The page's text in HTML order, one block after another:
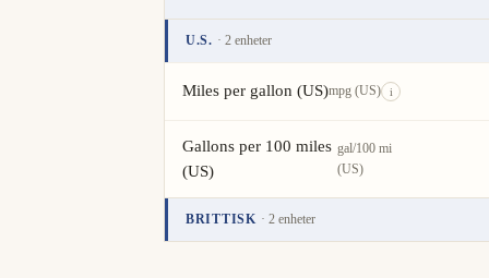
U.S. · 2 enheter
Miles per gallon (US)mpg (US) i
Gallons per 100 miles
(US)
gal/100 mi
(US)
BRITTISK · 2 enheter